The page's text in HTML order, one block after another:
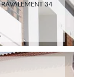
RAVALEMENT 34